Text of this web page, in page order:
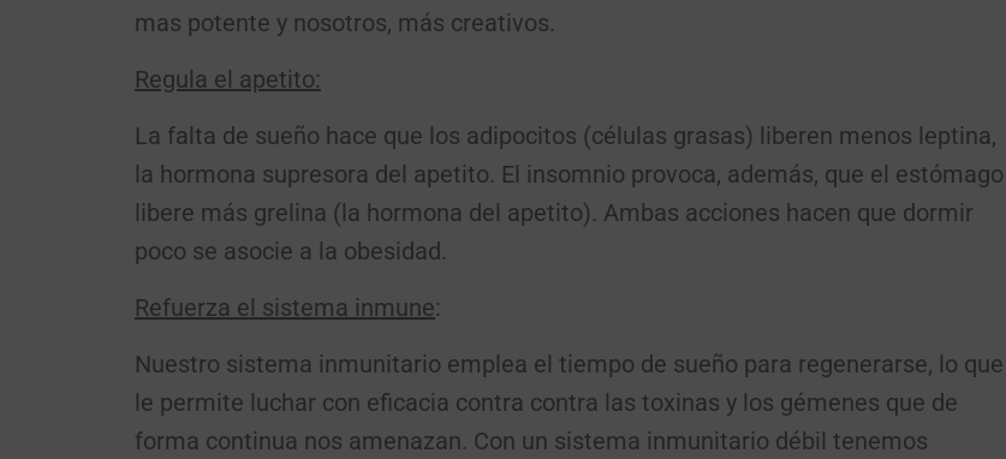
mas potente y nosotros, más creativos.
Regula el apetito:
La falta de sueño hace que los adipocitos (células grasas) liberen menos leptina,
la hormona supresora del apetito. El insomnio provoca, además, que el estómago
libere más grelina (la hormona del apetito). Ambas acciones hacen que dormir
poco se asocie a la obesidad.
Refuerza el sistema inmune:
Nuestro sistema inmunitario emplea el tiempo de sueño para regenerarse, lo que
le permite luchar con eficacia contra contra las toxinas y los gémenes que de
forma continua nos amenazan. Con un sistema inmunitario débil tenemos